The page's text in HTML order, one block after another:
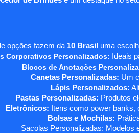
opções fazem da 10 Brasil uma
Corporativos Personalizados: Ideais
Blocos de Anotações
Canetas Personalizadas: Um
Lápis Personalizados:
Pastas Personalizadas: Produtos
Eletrônicos: Itens como power
Bolsas e Mochilas:
Sacolas Personalizadas: Modelos